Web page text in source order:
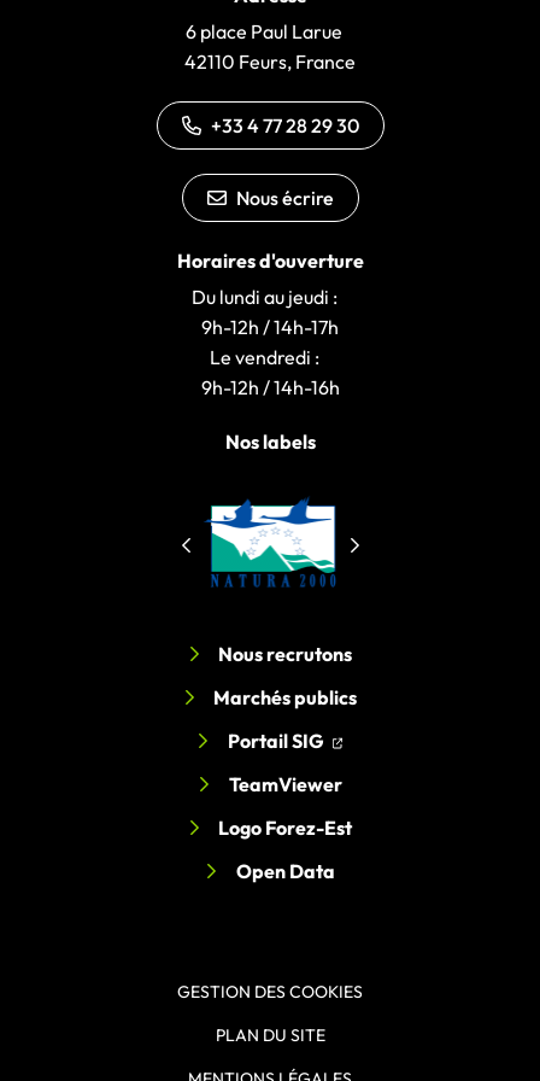
6 place Paul Larue
42110 Feurs, France
+33 4 77 28 29 30
Nous écrire
Horaires d'ouverture
Du lundi au jeudi :
9h-12h / 14h-17h
Le vendredi :
9h-12h / 14h-16h
Nos labels
Nous recrutons
Marchés publics
Portail SIG (ouverture dans un
(ouverture dans un
TeamViewer
Logo Forez-Est
Open Data
GESTION DES COOKIES
PLAN DU SITE